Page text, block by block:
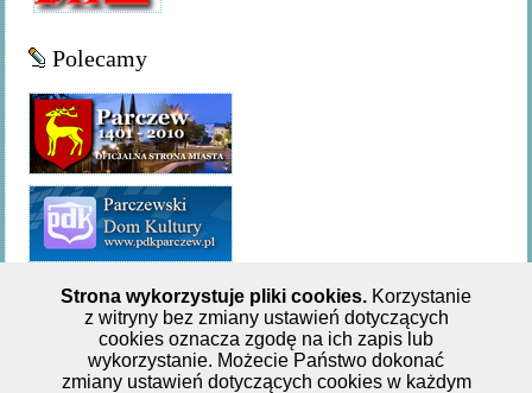
Polecamy
Miejsko-Gminna Biblioteka Publiczna w Parczewie,ul. 11
Listopada 62, tel: +48 833 551 244
Strona wykorzystuje pliki cookies. Korzystanie
z witryny bez zmiany ustawień dotyczących
cookies oznacza zgodę na ich zapis lub
wykorzystanie. Możecie Państwo dokonać
zmiany ustawień dotyczących cookies w każdym